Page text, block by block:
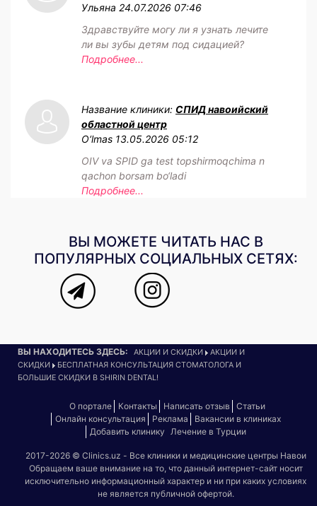
Ульяна 24.07.2026 07:46
Здравствуйте могу ли я узнать лечите
ли вы зубы детям под сидацией?
Подробнее...
Название клиники: СПИД навоийский
областной центр
O‘lmas 13.05.2026 05:12
OIV va SPID ga test topshirmoqchima n
qachon borsam bo‘ladi
Подробнее...
ВЫ МОЖЕТЕ ЧИТАТЬ НАС В
ПОПУЛЯРНЫХ СОЦИАЛЬНЫХ СЕТЯХ:
ВЫ НАХОДИТЕСЬ ЗДЕСЬ: АКЦИИ И СКИДКИ
АКЦИИ И
СКИДКИ
БЕСПЛАТНАЯ КОНСУЛЬТАЦИЯ СТОМАТОЛОГА И
БОЛЬШИЕ СКИДКИ В SHIRIN DENTAL!
О портале Контакты Написать отзыв
Статьи
Онлайн консультация
Реклама
Вакансии в клиниках
Добавить клинику
Лечение в Турции
2017-2026 © Clinics.uz - Все клиники и медицинские центры Навои
Обращаем ваше внимание на то, что данный интернет-сайт носит
исключительно информационный характер и ни при каких условиях
не является публичной офертой.